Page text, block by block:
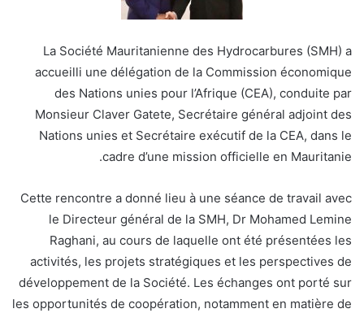
La Société Mauritanienne des Hydrocarbures (SMH) a
accueilli une délégation de la Commission économique
des Nations unies pour l’Afrique (CEA), conduite par
Monsieur Claver Gatete, Secrétaire général adjoint des
Nations unies et Secrétaire exécutif de la CEA, dans le
cadre d’une mission officielle en Mauritanie.
Cette rencontre a donné lieu à une séance de travail avec
le Directeur général de la SMH, Dr Mohamed Lemine
Raghani, au cours de laquelle ont été présentées les
activités, les projets stratégiques et les perspectives de
développement de la Société. Les échanges ont porté sur
les opportunités de coopération, notamment en matière de